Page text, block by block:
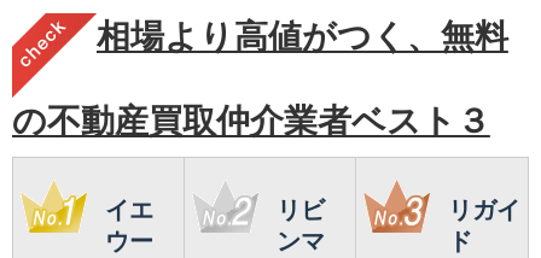
相場より高値がつく、無料
の不動産買取仲介業者ベスト３
イエ
ウー
リビ
ンマ
リガイ
ド